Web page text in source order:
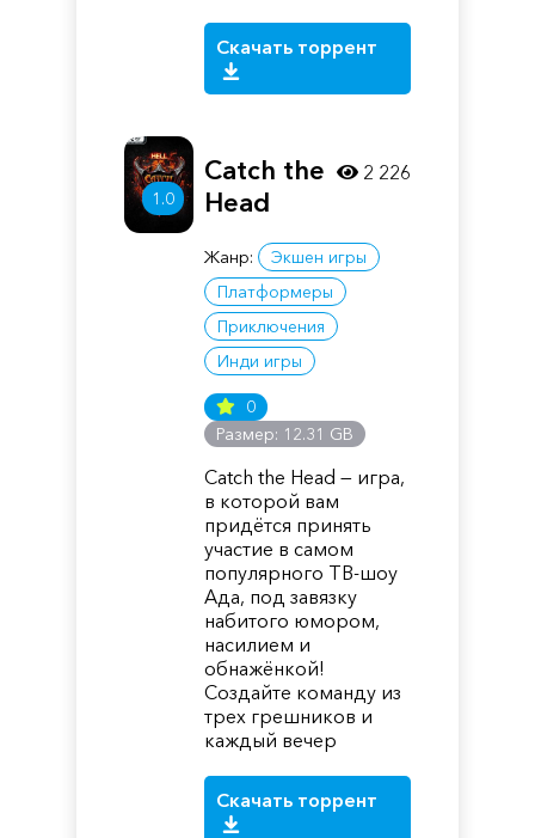
Скачать торрент
1.0
Catch the
Head
Жанр:
Экшен игры
Платформеры
Приключения
Инди игры
0
Размер: 12.31 GB
Catch the Head — игра,
в которой вам
придётся принять
участие в самом
популярного ТВ-шоу
Ада, под завязку
набитого юмором,
насилием и
обнажёнкой!
Создайте команду из
трех грешников и
каждый вечер
Скачать торрент
2 226